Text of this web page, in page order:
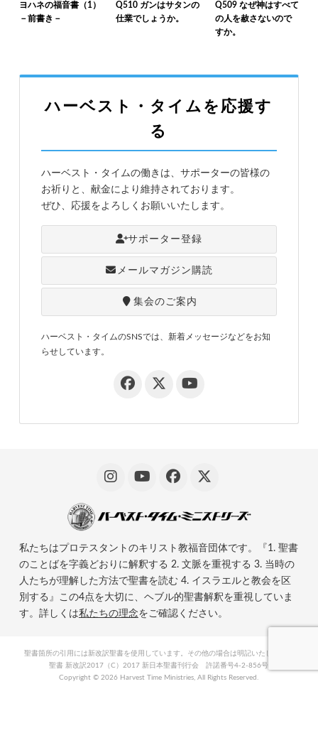
ヨハネの福音書（1）
－前書き－
Q510 ガンはサタンの
仕業でしょうか。
Q509 なぜ神はすべて
の人を赦さないので
すか。
ハーベスト・タイムを応援す
る
ハーベスト・タイムの働きは、サポーターの皆様の
お祈りと、献金により維持されております。
ぜひ、応援をよろしくお願いいたします。
サポーター登録
メールマガジン購読
集会のご案内
ハーベスト・タイムのSNSでは、新着メッセージなどをお知
らせしています。
私たちはプロテスタントのキリスト教福音団体です。『1. 聖書
のことばを字義どおりに解釈する 2. 文脈を重視する 3. 当時の
人たちが理解した方法で聖書を読む 4. イスラエルと教会を区
別する』この4点を大切に、ヘブル的聖書解釈を重視していま
す。詳しくは私たちの理念をご確認ください。
聖書箇所の引用には新改訳聖書を使用しています。その他の場合は明記いたします。
聖書 新改訳2017（C）2017 新日本聖書刊行会 許諾番号4-2-856号
Copyright © 2026 Harvest Time Ministries, All Rights Reserved.